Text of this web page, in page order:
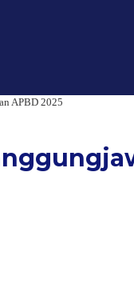
APBD 2025